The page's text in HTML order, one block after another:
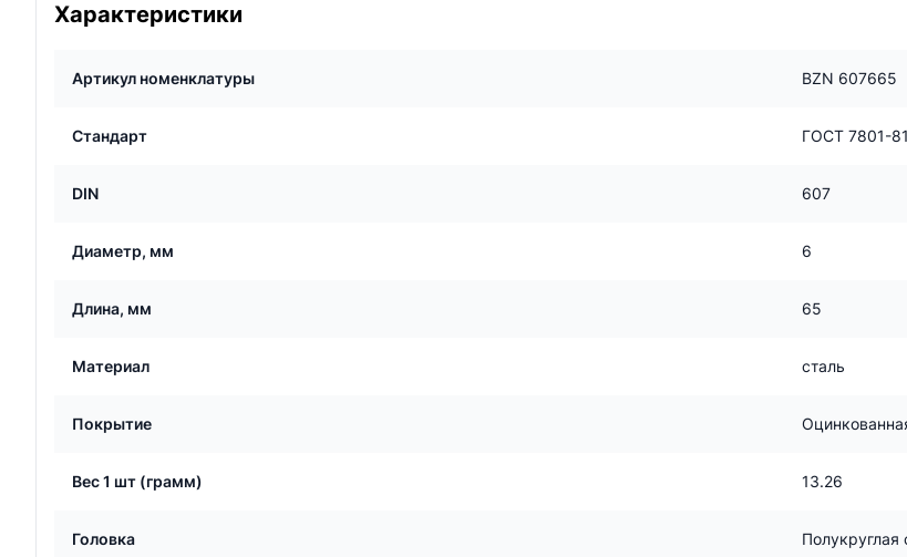
Характеристики
Артикул номенклатуры BZN 607665
Стандарт ГОСТ 7801-81
DIN 607
Диаметр, мм 6
Длина, мм 65
Материал сталь
Покрытие
Вес 1 шт (грамм) 13.26
Головка Полукруглая